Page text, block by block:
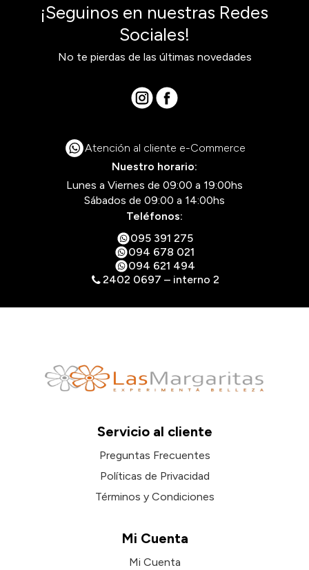
¡Seguinos en nuestras Redes
Sociales!
No te pierdas de las últimas novedades
Atención al cliente e-Commerce
Nuestro horario:
Lunes a Viernes de 09:00 a 19:00hs
Sábados de 09:00 a 14:00hs
Teléfonos:
095 391 275
094 678 021
094 621 494
2402 0697 – interno 2
Servicio al cliente
Preguntas Frecuentes
Políticas de Privacidad
Términos y Condiciones
Mi Cuenta
Mi Cuenta